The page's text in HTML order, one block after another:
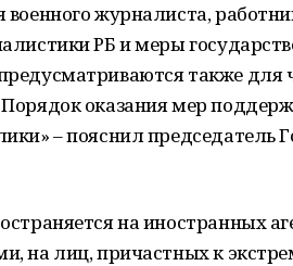
военного журналиста,
РБ и меры
также для
оказания мер
– пояснил председатель
на иностранных
на лиц, причастных к